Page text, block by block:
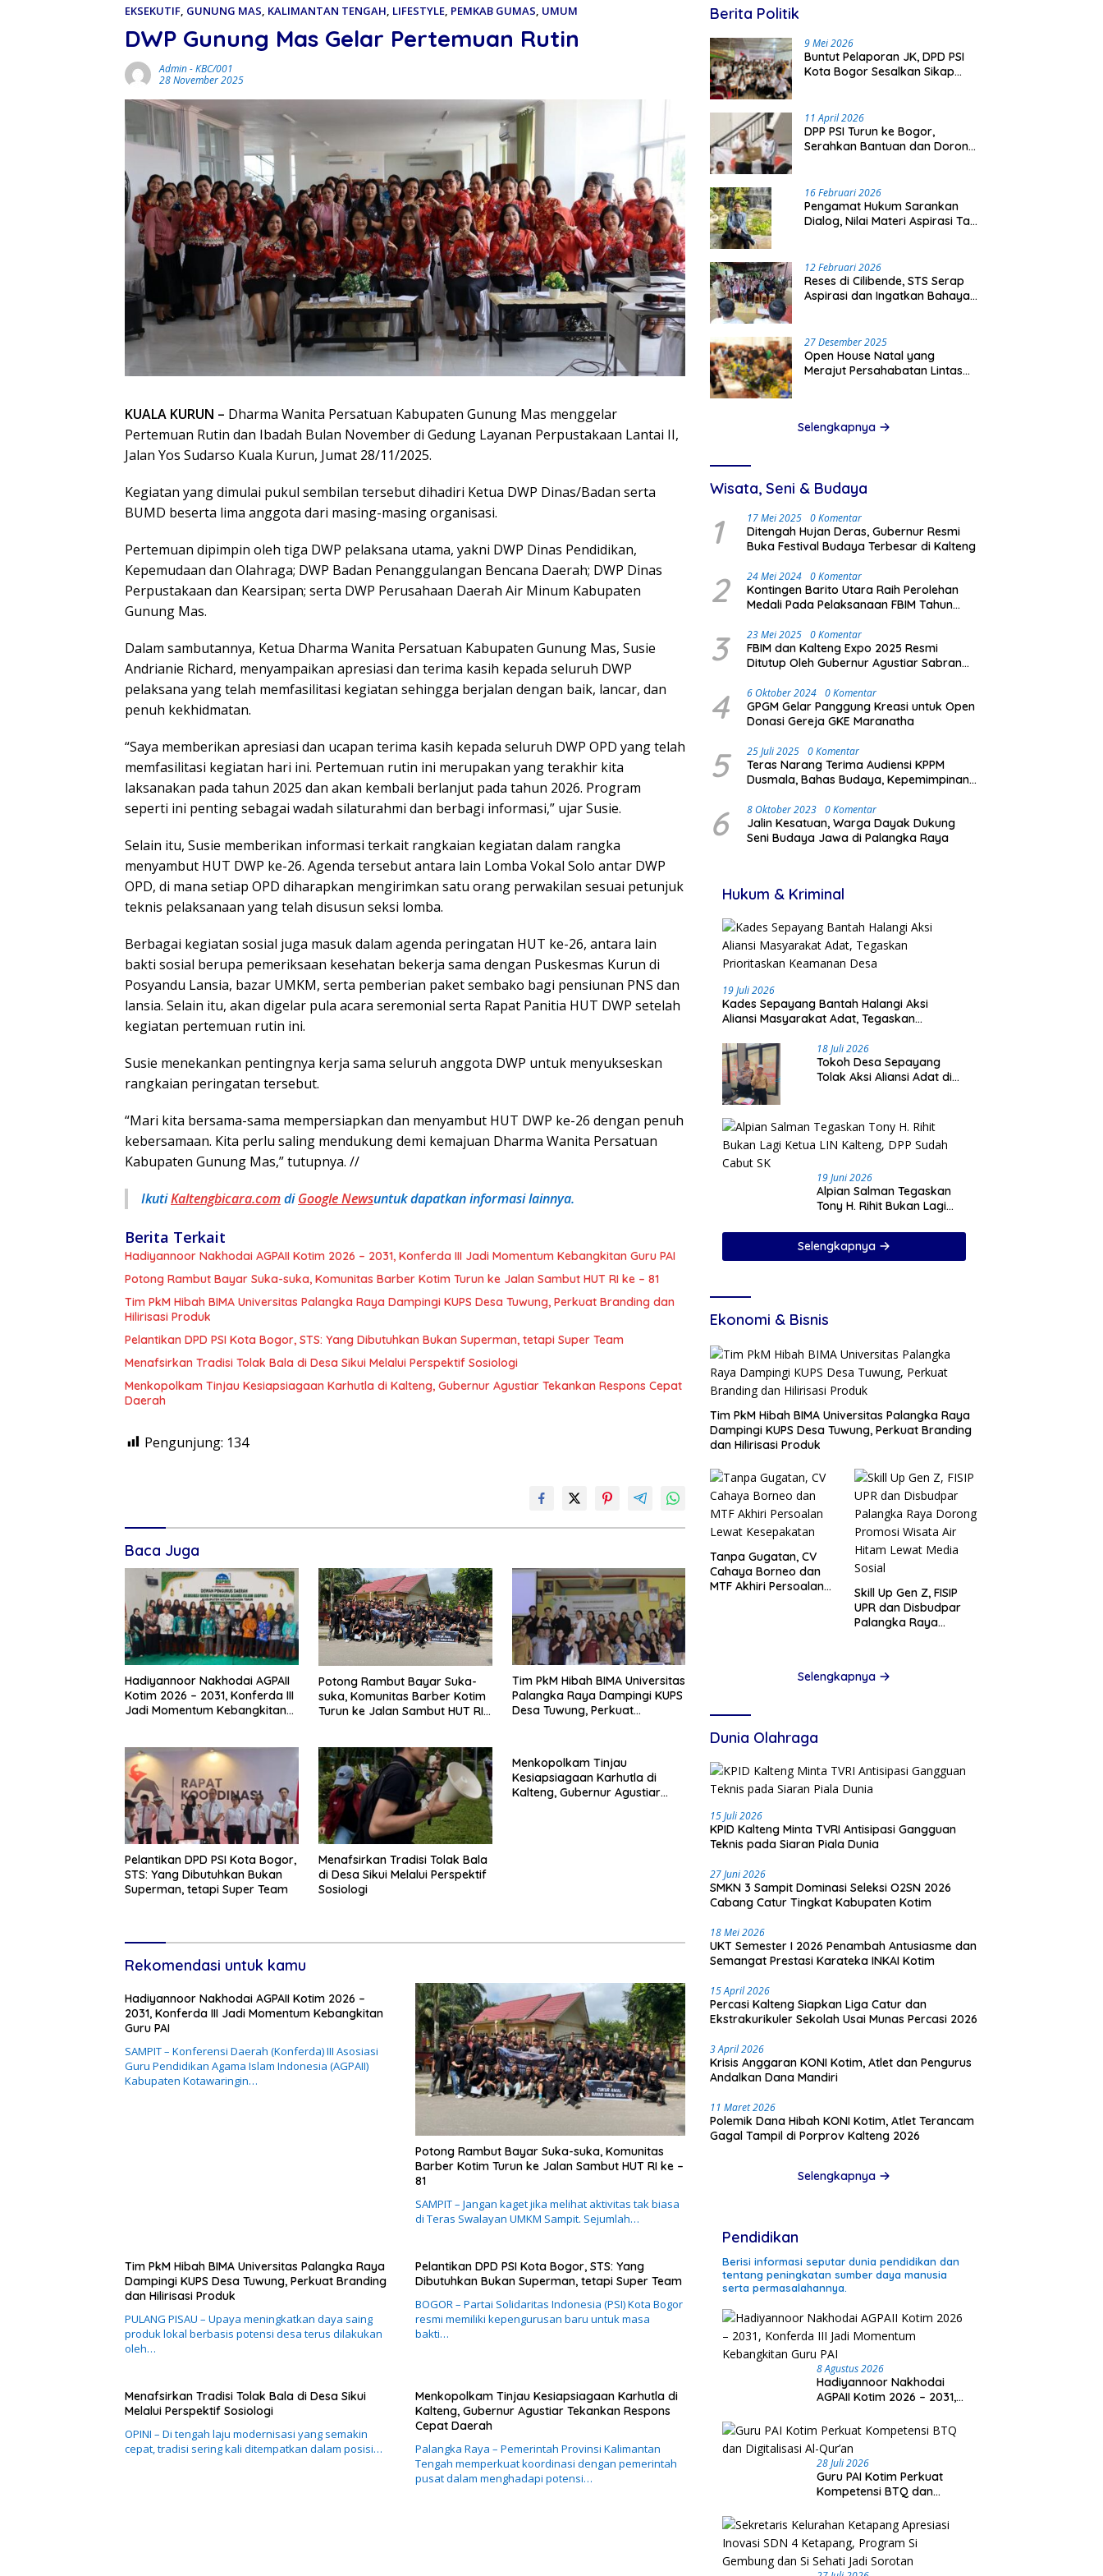
EKSEKUTIF, GUNUNG MAS, KALIMANTAN TENGAH, LIFESTYLE, PEMKAB GUMAS, UMUM
DWP Gunung Mas Gelar Pertemuan Rutin
Admin-KBC/001
28 November 2025
KUALA KURUN – Dharma Wanita Persatuan Kabupaten Gunung Mas menggelar
Pertemuan Rutin dan Ibadah Bulan November di Gedung Layanan Perpustakaan Lantai II,
Jalan Yos Sudarso Kuala Kurun, Jumat 28/11/2025.
Kegiatan yang dimulai pukul sembilan tersebut dihadiri Ketua DWP Dinas/Badan serta
BUMD beserta lima anggota dari masing-masing organisasi.
Pertemuan dipimpin oleh tiga DWP pelaksana utama, yakni DWP Dinas Pendidikan,
Kepemudaan dan Olahraga; DWP Badan Penanggulangan Bencana Daerah; DWP Dinas
Perpustakaan dan Kearsipan; serta DWP Perusahaan Daerah Air Minum Kabupaten
Gunung Mas.
Dalam sambutannya, Ketua Dharma Wanita Persatuan Kabupaten Gunung Mas, Susie
Andrianie Richard, menyampaikan apresiasi dan terima kasih kepada seluruh DWP
pelaksana yang telah memfasilitasi kegiatan sehingga berjalan dengan baik, lancar, dan
penuh kekhidmatan.
“Saya memberikan apresiasi dan ucapan terima kasih kepada seluruh DWP OPD yang telah
memfasilitasi kegiatan hari ini. Pertemuan rutin ini merupakan yang terakhir kita
laksanakan pada tahun 2025 dan akan kembali berlanjut pada tahun 2026. Program
seperti ini penting sebagai wadah silaturahmi dan berbagi informasi,” ujar Susie.
Selain itu, Susie memberikan informasi terkait rangkaian kegiatan dalam rangka
menyambut HUT DWP ke-26. Agenda tersebut antara lain Lomba Vokal Solo antar DWP
OPD, di mana setiap OPD diharapkan mengirimkan satu orang perwakilan sesuai petunjuk
teknis pelaksanaan yang telah disusun seksi lomba.
Berbagai kegiatan sosial juga masuk dalam agenda peringatan HUT ke-26, antara lain
bakti sosial berupa pemeriksaan kesehatan bekerja sama dengan Puskesmas Kurun di
Posyandu Lansia, bazar UMKM, serta pemberian paket sembako bagi pensiunan PNS dan
lansia. Selain itu, akan digelar pula acara seremonial serta Rapat Panitia HUT DWP setelah
kegiatan pertemuan rutin ini.
Susie menekankan pentingnya kerja sama seluruh anggota DWP untuk menyukseskan
rangkaian peringatan tersebut.
“Mari kita bersama-sama mempersiapkan dan menyambut HUT DWP ke-26 dengan penuh
kebersamaan. Kita perlu saling mendukung demi kemajuan Dharma Wanita Persatuan
Kabupaten Gunung Mas,” tutupnya. //
IkutiKaltengbicara.comdiGoogle Newsuntuk dapatkan informasi lainnya.
Berita Terkait
Hadiyannoor Nakhodai AGPAII Kotim 2026 – 2031, Konferda III Jadi Momentum Kebangkitan Guru PAI
Potong Rambut Bayar Suka-suka, Komunitas Barber Kotim Turun ke Jalan Sambut HUT RI ke – 81
Tim PkM Hibah BIMA Universitas Palangka Raya Dampingi KUPS Desa Tuwung, Perkuat Branding dan
Hilirisasi Produk
Pelantikan DPD PSI Kota Bogor, STS: Yang Dibutuhkan Bukan Superman, tetapi Super Team
Menafsirkan Tradisi Tolak Bala di Desa Sikui Melalui Perspektif Sosiologi
Menkopolkam Tinjau Kesiapsiagaan Karhutla di Kalteng, Gubernur Agustiar Tekankan Respons Cepat
Daerah
Pengunjung: 134
Baca Juga
Hadiyannoor Nakhodai AGPAII
Kotim 2026 – 2031, Konferda III
Jadi Momentum Kebangkitan
Potong Rambut Bayar Suka-
suka, Komunitas Barber Kotim
Turun ke Jalan Sambut HUT RI
Tim PkM Hibah BIMA Universitas
Palangka Raya Dampingi KUPS
Desa Tuwung, Perkuat
Pelantikan DPD PSI Kota Bogor,
STS: Yang Dibutuhkan Bukan
Superman, tetapi Super Team
Menafsirkan Tradisi Tolak Bala
di Desa Sikui Melalui Perspektif
Sosiologi
Menkopolkam Tinjau
Kesiapsiagaan Karhutla di
Kalteng, Gubernur Agustiar
Rekomendasi untuk kamu
Hadiyannoor Nakhodai AGPAII Kotim 2026 –
2031, Konferda III Jadi Momentum Kebangkitan
Guru PAI
SAMPIT – Konferensi Daerah (Konferda) III Asosiasi
Guru Pendidikan Agama Islam Indonesia (AGPAII)
Kabupaten Kotawaringin…
Potong Rambut Bayar Suka-suka, Komunitas
Barber Kotim Turun ke Jalan Sambut HUT RI ke –
81
SAMPIT – Jangan kaget jika melihat aktivitas tak biasa
di Teras Swalayan UMKM Sampit. Sejumlah…
Tim PkM Hibah BIMA Universitas Palangka Raya
Dampingi KUPS Desa Tuwung, Perkuat Branding
dan Hilirisasi Produk
PULANG PISAU – Upaya meningkatkan daya saing
produk lokal berbasis potensi desa terus dilakukan
oleh…
Pelantikan DPD PSI Kota Bogor, STS: Yang
Dibutuhkan Bukan Superman, tetapi Super Team
BOGOR – Partai Solidaritas Indonesia (PSI) Kota Bogor
resmi memiliki kepengurusan baru untuk masa
bakti…
Menafsirkan Tradisi Tolak Bala di Desa Sikui
Melalui Perspektif Sosiologi
OPINI – Di tengah laju modernisasi yang semakin
cepat, tradisi sering kali ditempatkan dalam posisi…
Menkopolkam Tinjau Kesiapsiagaan Karhutla di
Kalteng, Gubernur Agustiar Tekankan Respons
Cepat Daerah
Palangka Raya – Pemerintah Provinsi Kalimantan
Tengah memperkuat koordinasi dengan pemerintah
pusat dalam menghadapi potensi…
Berita Politik
9 Mei 2026
Buntut Pelaporan JK, DPD PSI
Kota Bogor Sesalkan Sikap
11 April 2026
DPP PSI Turun ke Bogor,
Serahkan Bantuan dan Dorong
16 Februari 2026
Pengamat Hukum Sarankan
Dialog, Nilai Materi Aspirasi Tak
12 Februari 2026
Reses di Cilibende, STS Serap
Aspirasi dan Ingatkan Bahaya
27 Desember 2025
Open House Natal yang
Merajut Persahabatan Lintas
Selengkapnya
Wisata, Seni & Budaya
1 17 Mei 2025 0 Komentar
Ditengah Hujan Deras, Gubernur Resmi
Buka Festival Budaya Terbesar di Kalteng
2 24 Mei 2024 0 Komentar
Kontingen Barito Utara Raih Perolehan
Medali Pada Pelaksanaan FBIM Tahun
3 23 Mei 2025 0 Komentar
FBIM dan Kalteng Expo 2025 Resmi
Ditutup Oleh Gubernur Agustiar Sabran
Masyarakat
4 6 Oktober 2024 0 Komentar
GPGM Gelar Panggung Kreasi untuk Open
Donasi Gereja GKE Maranatha
5 25 Juli 2025 0 Komentar
Teras Narang Terima Audiensi KPPM
Dusmala, Bahas Budaya, Kepemimpinan,
6 8 Oktober 2023 0 Komentar
Jalin Kesatuan, Warga Dayak Dukung
Seni Budaya Jawa di Palangka Raya
Hukum & Kriminal
19 Juli 2026
Kades Sepayang Bantah Halangi Aksi
Aliansi Masyarakat Adat, Tegaskan
18 Juli 2026
Tokoh Desa Sepayang
Tolak Aksi Aliansi Adat di
19 Juni 2026
Alpian Salman Tegaskan
Tony H. Rihit Bukan Lagi
Sudah Cabut SK
Selengkapnya
Ekonomi & Bisnis
Tim PkM Hibah BIMA Universitas Palangka Raya
Dampingi KUPS Desa Tuwung, Perkuat Branding
dan Hilirisasi Produk
Tanpa Gugatan, CV
Cahaya Borneo dan
MTF Akhiri Persoalan
Skill Up Gen Z, FISIP
UPR dan Disbudpar
Palangka Raya
Selengkapnya
Dunia Olahraga
15 Juli 2026
KPID Kalteng Minta TVRI Antisipasi Gangguan
Teknis pada Siaran Piala Dunia
27 Juni 2026
SMKN 3 Sampit Dominasi Seleksi O2SN 2026
Cabang Catur Tingkat Kabupaten Kotim
18 Mei 2026
UKT Semester I 2026 Penambah Antusiasme dan
Semangat Prestasi Karateka INKAI Kotim
15 April 2026
Percasi Kalteng Siapkan Liga Catur dan
Ekstrakurikuler Sekolah Usai Munas Percasi 2026
3 April 2026
Krisis Anggaran KONI Kotim, Atlet dan Pengurus
Andalkan Dana Mandiri
11 Maret 2026
Polemik Dana Hibah KONI Kotim, Atlet Terancam
Gagal Tampil di Porprov Kalteng 2026
Selengkapnya
Pendidikan
Berisi informasi seputar dunia pendidikan dan
tentang peningkatan sumber daya manusia
serta permasalahannya.
8 Agustus 2026
Hadiyannoor Nakhodai
AGPAII Kotim 2026 – 2031,
Momentum Kebangkitan
Guru PAI
28 Juli 2026
Guru PAI Kotim Perkuat
Kompetensi BTQ dan